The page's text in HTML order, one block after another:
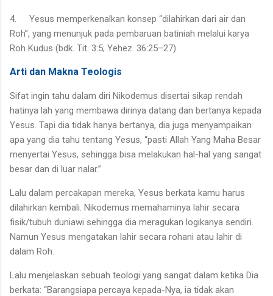
4.
Yesus memperkenalkan konsep “dilahirkan dari air dan
Roh”, yang menunjuk pada pembaruan batiniah melalui karya
Roh Kudus (bdk. Tit. 3:5; Yehez. 36:25–27).
Arti dan Makna Teologis
Sifat ingin tahu dalam diri Nikodemus disertai sikap rendah
hatinya lah yang membawa dirinya datang dan bertanya kepada
Yesus. Tapi dia tidak hanya bertanya, dia juga menyampaikan
apa yang dia tahu tentang Yesus, “pasti Allah Yang Maha Besar
menyertai Yesus, sehingga bisa melakukan hal-hal yang sangat
besar dan di luar nalar.”
Lalu dalam percakapan mereka, Yesus berkata kamu harus
dilahirkan kembali. Nikodemus memahaminya lahir secara
fisik/tubuh duniawi sehingga dia meragukan logikanya sendiri.
Namun Yesus mengatakan lahir secara rohani atau lahir di
dalam Roh.
Lalu menjelaskan sebuah teologi yang sangat dalam ketika Dia
berkata: “Barangsiapa percaya kepada-Nya, ia tidak akan